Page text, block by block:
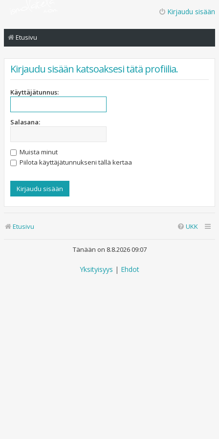
Kirjaudu sisään
Etusivu
Kirjaudu sisään katsoaksesi tätä profiilia.
Käyttäjätunnus:
Salasana:
Muista minut
Piilota käyttäjätunnukseni tällä kertaa
Etusivu UKK
Tänään on 8.8.2026 09:07
Yksityisyys | Ehdot